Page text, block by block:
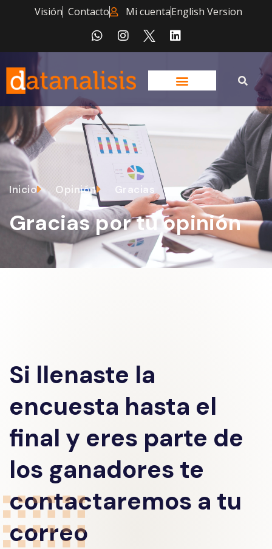
Visión Contacto Mi cuentaEnglish Version
Inicio Opinión Gracias
Gracias por tu opinión
Si llenaste la
encuesta hasta el
final y eres parte de
los ganadores te
contactaremos a tu
correo